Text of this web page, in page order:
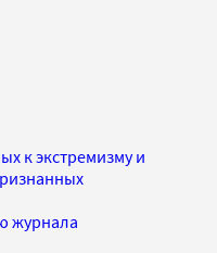
к экстремизму и
журнала